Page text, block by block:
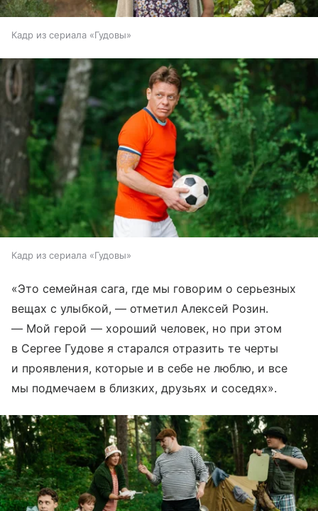
Кадр из сериала «Гудовы»
Кадр из сериала «Гудовы»
«Это семейная сага, где мы говорим о серьезных
вещах с улыбкой, — отметил Алексей Розин.
— Мой герой — хороший человек, но при этом
в Сергее Гудове я старался отразить те черты
и проявления, которые и в себе не люблю, и все
мы подмечаем в близких, друзьях и соседях».